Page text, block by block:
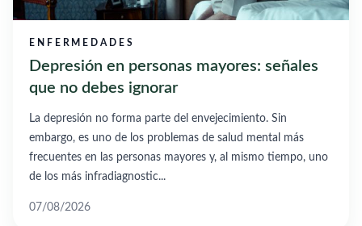
ENFERMEDADES
Depresión en personas mayores: señales
que no debes ignorar
La depresión no forma parte del envejecimiento. Sin
embargo, es uno de los problemas de salud mental más
frecuentes en las personas mayores y, al mismo tiempo, uno
de los más infradiagnostic...
07/08/2026